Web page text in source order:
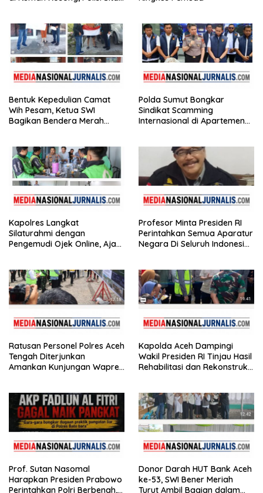
Bentuk Kepedulian Camat
Wih Pesam, Ketua SWI
Bagikan Bendera Merah
Polda Sumut Bongkar
Sindikat Scamming
Internasional di Apartemen
Kapolres Langkat
Silaturahmi dengan
Pengemudi Ojek Online, Ajak
Profesor Minta Presiden RI
Perintahkan Semua Aparatur
Negara Di Seluruh Indonesia
Ratusan Personel Polres Aceh
Tengah Diterjunkan
Amankan Kunjungan Wapres
Kapolda Aceh Dampingi
Wakil Presiden RI Tinjau Hasil
Rehabilitasi dan Rekonstruksi
Prof. Sutan Nasomal
Harapkan Presiden Prabowo
Perintahkan Polri Berbenah,
Donor Darah HUT Bank Aceh
ke-53, SWI Bener Meriah
Turut Ambil Bagian dalam